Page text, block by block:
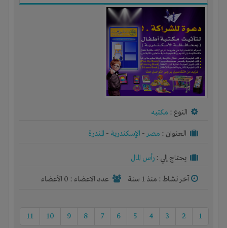
النوع : مكتبه
العنوان : مصر- الإسكندرية - المندرة
يحتاج إلي : رأس المال
آخر نشاط : منذ 1 سنة عدد الاعضاء : 0 الأعضاء
1
2
3
4
5
6
7
8
9
10
11